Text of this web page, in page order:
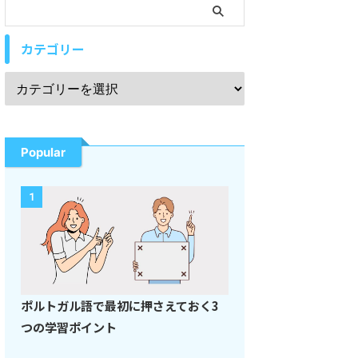
カテゴリー
Popular
1
ポルトガル語で最初に押さえておく3
つの学習ポイント